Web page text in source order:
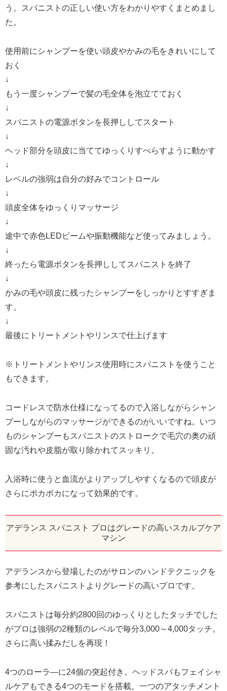
う。スパニストの正しい使い方をわかりやすくまとめまし
た。
使用前にシャンプーを使い頭皮やかみの毛をきれいにして
おく
↓
もう一度シャンプーで髪の毛全体を泡立てておく
↓
スパニストの電源ボタンを長押ししてスタート
↓
ヘッド部分を頭皮に当ててゆっくりすべらすように動かす
↓
レベルの強弱は自分の好みでコントロール
↓
頭皮全体をゆっくりマッサージ
↓
途中で赤色LEDビームや振動機能など使ってみましょう。
↓
終ったら電源ボタンを長押ししてスパニストを終了
↓
かみの毛や頭皮に残ったシャンプーをしっかりとすすぎま
す。
↓
最後にトリートメントやリンスで仕上げます
※トリートメントやリンス使用時にスパニストを使うこと
もできます。
コードレスで防水仕様になってるので入浴しながらシャン
プーしながらのマッサージができるのがいいですね。いつ
ものシャンプーもスパニストのストロークで毛穴の奥の頑
固な汚れや皮脂が取り除かれてスッキリ。
入浴時に使うと血流がよりアップしやすくなるので頭皮が
さらにポカポカになって効果的です。
アデランス スパニスト プロはグレードの高いスカルプケア
マシン
アデランスから登場したのがサロンのハンドテクニックを
参考にしたスパニストよりグレードの高いプロです。
スパニストは毎分約2800回のゆっくりとしたタッチでした
がプロは強弱の2種類のレベルで毎分3,000～4,000タッチ。
さらに高い揉みだしを再現！
4つのローラ―に24個の突起付き。ヘッドスパもフェイシャ
ルケアもできる4つのモードを搭載。一つのアタッチメント